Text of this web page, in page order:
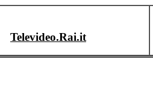
Televideo.Rai.it